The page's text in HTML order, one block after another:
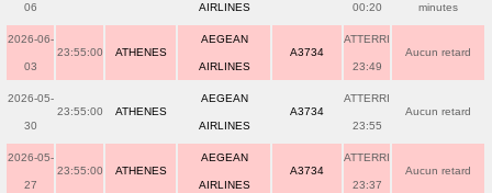
06 AIRLINES 00:20 minutes
2026-06-
03
23:55:00 ATHENES
AEGEAN
AIRLINES
A3734
ATTERRI
23:49
Aucun retard
2026-05-
30
23:55:00 ATHENES
AEGEAN
AIRLINES
A3734
ATTERRI
23:55
Aucun retard
2026-05-
27
23:55:00 ATHENES
AEGEAN
AIRLINES
A3734
ATTERRI
23:37
Aucun retard